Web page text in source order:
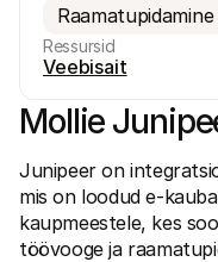
Ressursid
Veebisait
Mollie
Junipeer on
mis on loodud e-
kaupmeestele, kes
töövooge ja
Tehnilised ressursid
Arendajate portaal
Avasta arendaja
Raamatukogud
Integreeri Mollie valmis